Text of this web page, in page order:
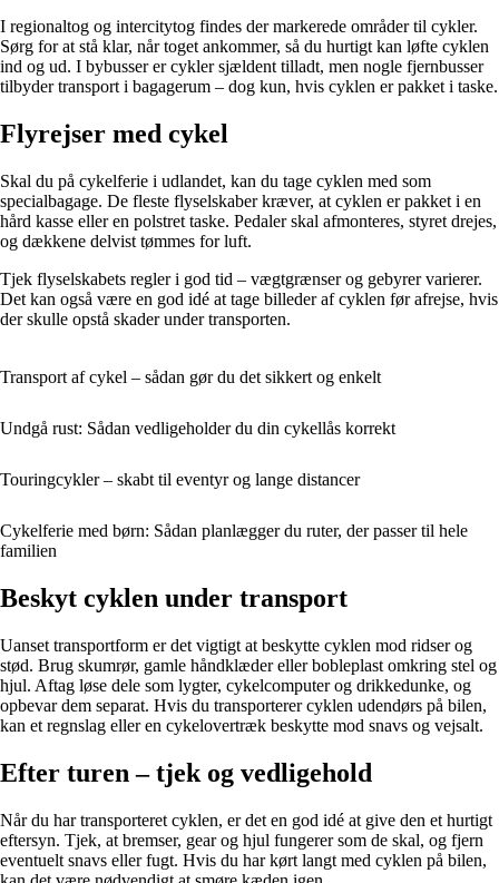
I regionaltog og intercitytog findes der markerede områder til cykler.
Sørg for at stå klar, når toget ankommer, så du hurtigt kan løfte cyklen
ind og ud. I bybusser er cykler sjældent tilladt, men nogle fjernbusser
tilbyder transport i bagagerum – dog kun, hvis cyklen er pakket i taske.
Flyrejser med cykel
Skal du på cykelferie i udlandet, kan du tage cyklen med som
specialbagage. De fleste flyselskaber kræver, at cyklen er pakket i en
hård kasse eller en polstret taske. Pedaler skal afmonteres, styret drejes,
og dækkene delvist tømmes for luft.
Tjek flyselskabets regler i god tid – vægtgrænser og gebyrer varierer.
Det kan også være en god idé at tage billeder af cyklen før afrejse, hvis
der skulle opstå skader under transporten.
Transport af cykel – sådan gør du det sikkert og enkelt
Undgå rust: Sådan vedligeholder du din cykellås korrekt
Touringcykler – skabt til eventyr og lange distancer
Cykelferie med børn: Sådan planlægger du ruter, der passer til hele
familien
Beskyt cyklen under transport
Uanset transportform er det vigtigt at beskytte cyklen mod ridser og
stød. Brug skumrør, gamle håndklæder eller bobleplast omkring stel og
hjul. Aftag løse dele som lygter, cykelcomputer og drikkedunke, og
opbevar dem separat. Hvis du transporterer cyklen udendørs på bilen,
kan et regnslag eller en cykelovertræk beskytte mod snavs og vejsalt.
Efter turen – tjek og vedligehold
Når du har transporteret cyklen, er det en god idé at give den et hurtigt
eftersyn. Tjek, at bremser, gear og hjul fungerer som de skal, og fjern
eventuelt snavs eller fugt. Hvis du har kørt langt med cyklen på bilen,